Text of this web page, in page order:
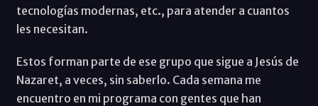
tecnologías modernas, etc., para atender a cuantos
les necesitan.
Estos forman parte de ese grupo que sigue a Jesús de
Nazaret, a veces, sin saberlo. Cada semana me
encuentro en mi programa con gentes que han